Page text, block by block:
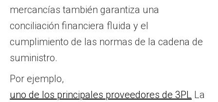
mercancías también garantiza una
conciliación financiera fluida y el
cumplimiento de las normas de la cadena de
suministro.
Por ejemplo,
uno de los principales proveedores de 3PL La